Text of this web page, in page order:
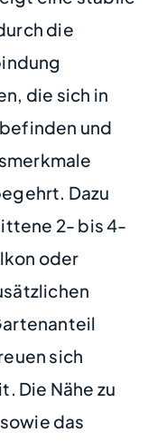
die
die sich in
und
Dazu
2- bis 4-
oder
sich
Die Nähe zu
das